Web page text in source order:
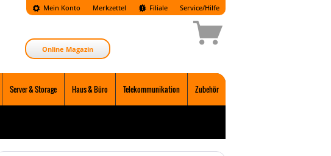
Mein Konto Merkzettel Filiale Service/Hilfe
Online Magazin
Server & Storage Haus & Büro Telekommunikation Zubehör